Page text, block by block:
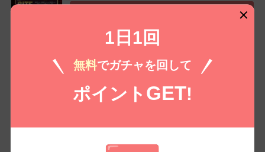
少年イン・ザ・フッド（６）
SITE（Ghetto Hollywood）（著者）
1日1回
無料でガチャを回して
ポイント GET!